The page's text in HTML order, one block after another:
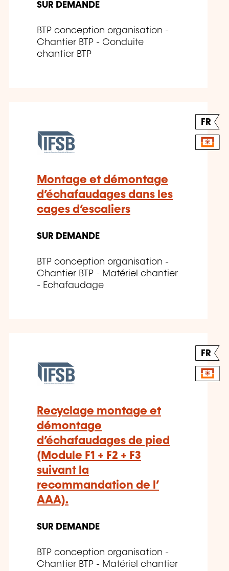
SUR DEMANDE
BTP conception organisation -
Chantier BTP - Conduite
chantier BTP
FR
Montage et démontage
d’échafaudages dans les
cages d’escaliers
SUR DEMANDE
BTP conception organisation -
Chantier BTP - Matériel chantier
- Echafaudage
FR
Recyclage montage et
démontage
d’échafaudages de pied
(Module F1 + F2 + F3
suivant la
recommandation de l’
AAA).
SUR DEMANDE
BTP conception organisation -
Chantier BTP - Matériel chantier